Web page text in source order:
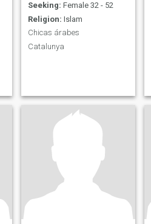
Seeking: Female 32 - 52
Religion: Islam
Chicas árabes
Catalunya